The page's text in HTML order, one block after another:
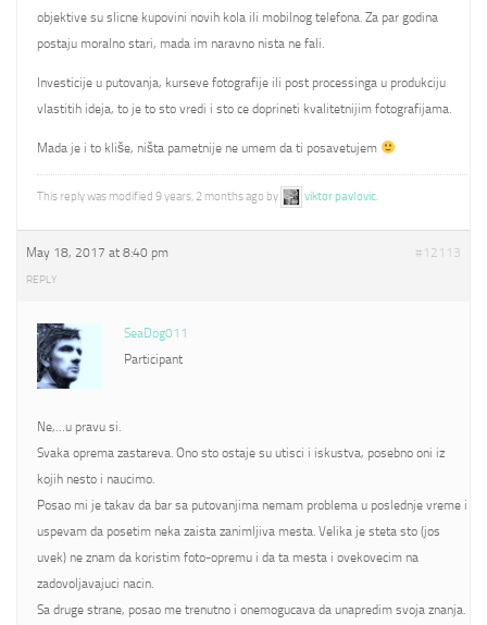
objektive su slicne kupovini novih kola ili mobilnog telefona. Za par godina
postaju moralno stari, mada im naravno nista ne fali.
Investicije u putovanja, kurseve fotografije ili post processinga u produkciju
vlastitih ideja, to je to sto vredi i sto ce doprineti kvalitetnijim fotografijama.
Mada je i to kliše, ništa pametnije ne umem da ti posavetujem
This reply was modified 9 years, 2 months ago by viktor pavlovic.
May 18, 2017 at 8:40 pm #12113
REPLY
SeaDog011
Participant
Ne,…u pravu si.
Svaka oprema zastareva. Ono sto ostaje su utisci i iskustva, posebno oni iz
kojih nesto i naucimo.
Posao mi je takav da bar sa putovanjima nemam problema u poslednje vreme i
uspevam da posetim neka zaista zanimljiva mesta. Velika je steta sto (jos
uvek) ne znam da koristim foto-opremu i da ta mesta i ovekovecim na
zadovoljavajuci nacin.
Sa druge strane, posao me trenutno i onemogucava da unapredim svoja znanja.